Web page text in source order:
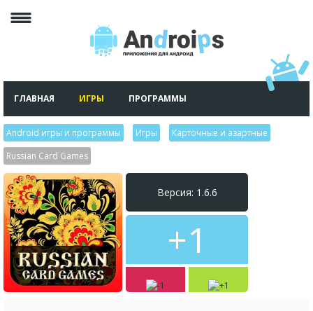
ГЛАВНАЯ ИГРЫ ПРОГРАММЫ
Android игры и программы Игры Карточные и азартные
Russian Card Games
Версия: 1.6.6
+1